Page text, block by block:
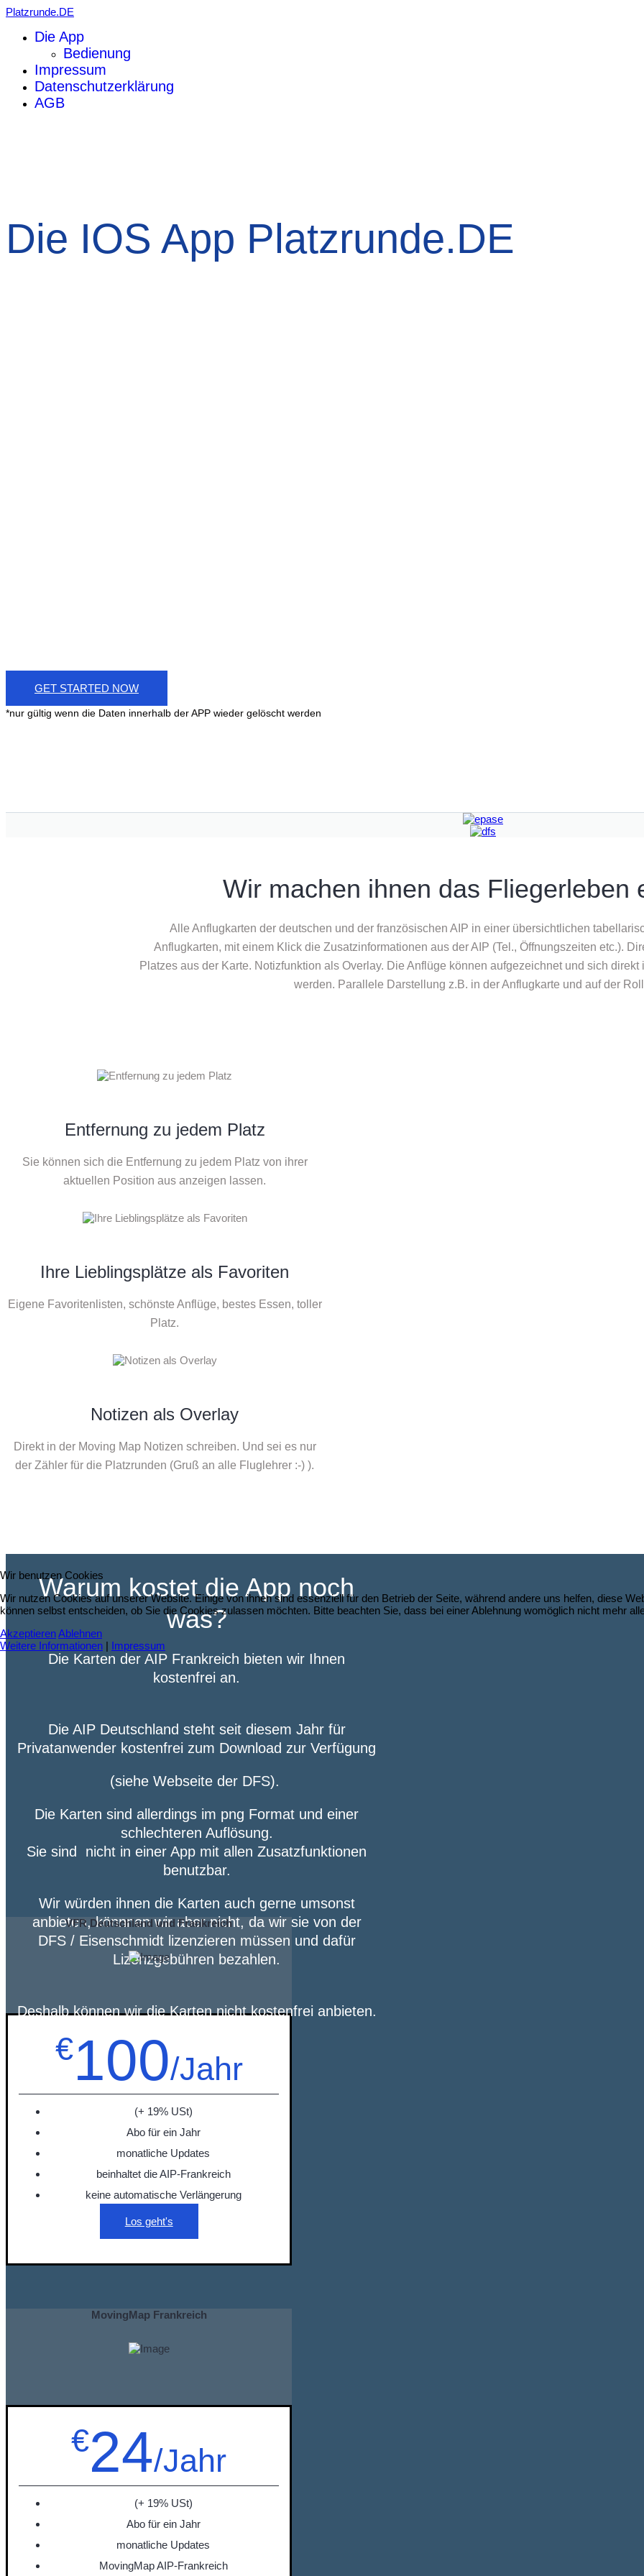
Platzrunde.DE
Die App
Bedienung
Impressum
Datenschutzerklärung
AGB
Die IOS App Platzrunde.DE
GET STARTED NOW
*nur gültig wenn die Daten innerhalb der APP wieder gelöscht werden
Wir machen ihnen das Fliegerleben
Alle Anflugkarten der deutschen und der französischen AIP in einer übersichtlichen
Anflugkarten, mit einem Klick die Zusatzinformationen aus der AIP (Tel., Öffnungszeiten etc.).
Platzes aus der Karte. Notizfunktion als Overlay. Die Anflüge können aufgezeichnet und sich
werden. Parallele Darstellung z.B. in der Anflugkarte und auf der
Entfernung zu jedem Platz
Sie können sich die Entfernung zu jedem Platz von ihrer
aktuellen Position aus anzeigen lassen.
Ihre Lieblingsplätze als Favoriten
Eigene Favoritenlisten, schönste Anflüge, bestes Essen, toller
Platz.
Notizen als Overlay
Direkt in der Moving Map Notizen schreiben. Und sei es nur
der Zähler für die Platzrunden (Gruß an alle Fluglehrer :-) ).
Warum kostet die App noch
was?
Die Karten der AIP Frankreich bieten wir Ihnen
kostenfrei an.
Die AIP Deutschland steht seit diesem Jahr für
Privatanwender kostenfrei zum Download zur Verfügung
(siehe Webseite der DFS).
Die Karten sind allerdings im png Format und einer
schlechteren Auflösung.
Sie sind nicht in einer App mit allen Zusatzfunktionen
benutzbar.
Wir würden ihnen die Karten auch gerne umsonst
anbieten, könnnen wir aber nicht, da wir sie von der
DFS / Eisenschmidt lizenzieren müssen und dafür
Lizenzgebühren bezahlen.
Deshalb können wir die Karten nicht kostenfrei anbieten.
VFR Deutschland und Frankreich
€100/Jahr
(+ 19% USt)
Abo für ein Jahr
monatliche Updates
beinhaltet die AIP-Frankreich
keine automatische Verlängerung
Los geht's
MovingMap Frankreich
€24/Jahr
(+ 19% USt)
Abo für ein Jahr
monatliche Updates
MovingMap AIP-Frankreich
Wir benutzen Cookies
Wir nutzen Cookies auf unserer Website. Einige von ihnen sind essenziell für den Betrieb der Seite, während andere uns helfen, diese
können selbst entscheiden, ob Sie die Cookies zulassen möchten. Bitte beachten Sie, dass bei einer Ablehnung womöglich nicht mehr
AkzeptierenAblehnen
Weitere Informationen | Impressum